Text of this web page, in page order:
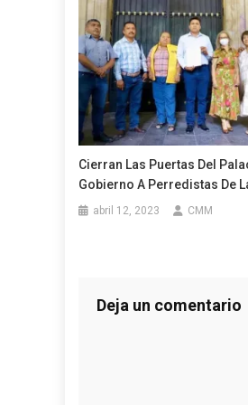
Cierran Las Puertas Del
Gobierno A Perredistas De
abril 12, 2023 CMM
Deja un comentario